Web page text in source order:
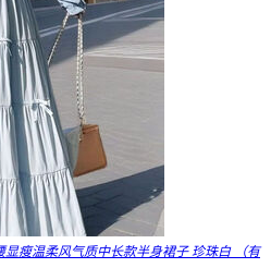
瘦温柔风气质中长款半身裙子 珍珠白 （有